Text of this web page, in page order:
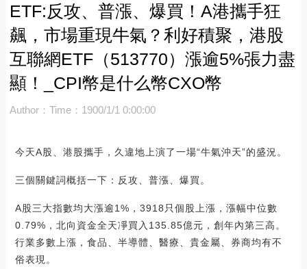
ETF:反攻、普漲、爆買！A港攜手狂
飆，市場重現牛氣？利好積聚，港股
互聯網ETF（513770）漲逾5%張力盡
顯！_CPI幣是什么幣CXO幣
Author： Time：1900/1/1 0:00:00
今天A股、港股攜手，久違地上演了一場“牛氣沖天”的盛況。
三個關鍵詞概括一下：反攻、普漲、爆買。
A股三大指數均大漲逾1%，3918只個股上漲，漲幅中位數
0.79%，北向資金全天凈買入135.85億元，創年內第三高。
行業多數上漲，食品、半導體、醫療、貴金屬、券商均有不
俗表現。